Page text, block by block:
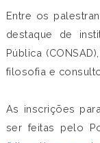
Entre os
destaque de
Pública
filosofia e
As inscrições
ser feitas pelo